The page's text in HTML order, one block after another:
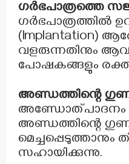
ഗർഭപാത്രത്തെ
ഗർഭപാത്രത്തിൽ
(Implantation)
വളരുന്നതിനും
പോഷകങ്ങളും
അണ്ഡത്തിന്റെ
അണ്ഡോത്പാദനം
അണ്ഡത്തിന്റെ
മെച്ചപ്പെടുത്താനും
സഹായിക്കുന്നു.